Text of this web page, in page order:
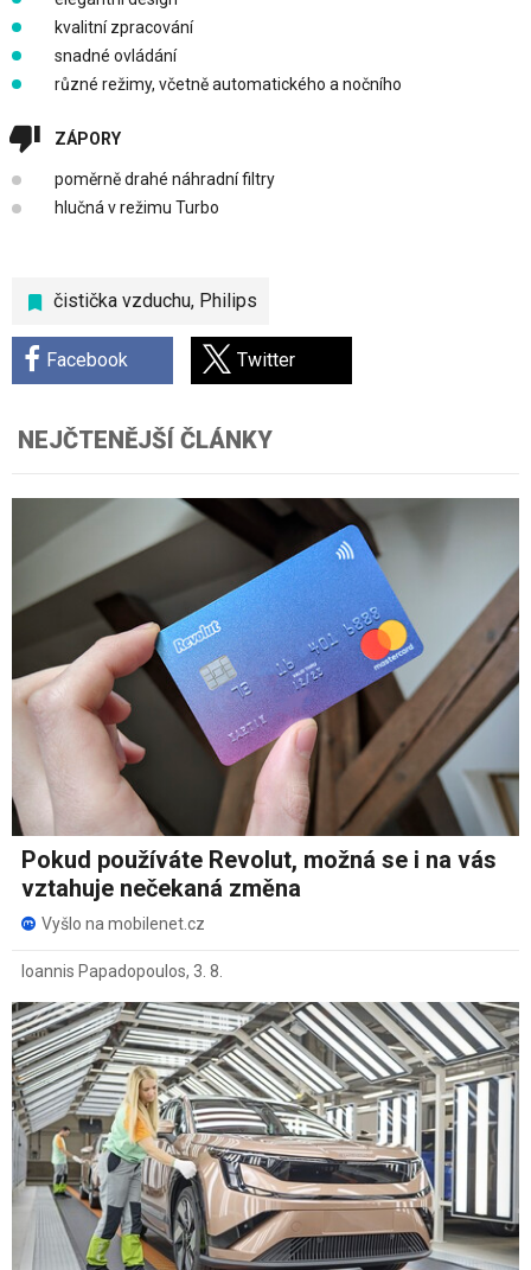
kvalitní zpracování
snadné ovládání
různé režimy, včetně automatického a nočního
ZÁPORY
poměrně drahé náhradní filtry
hlučná v režimu Turbo
čistička vzduchu, Philips
Facebook Twitter
NEJČTENĚJŠÍ ČLÁNKY
Pokud používáte Revolut, možná se i na vás
vztahuje nečekaná změna
Vyšlo na mobilenet.cz
Ioannis Papadopoulos, 3. 8.